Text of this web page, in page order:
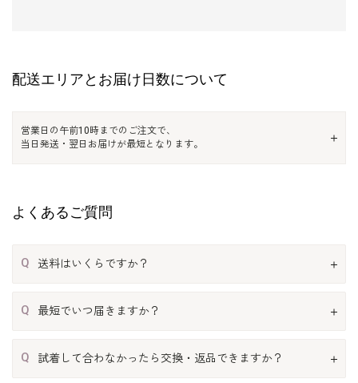
配送エリアとお届け日数について
営業日の午前10時までのご注文で、
当日発送・翌日お届けが最短となります。
よくあるご質問
Q 送料はいくらですか？
Q 最短でいつ届きますか？
Q 試着して合わなかったら交換・返品できますか？